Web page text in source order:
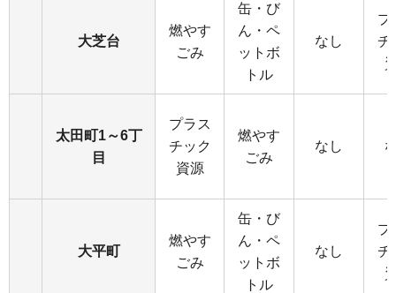
大芝台
燃やす
ごみ
缶・び
ん・ペ
ットボ
トル
なし
プ
チ
太田町1～6丁
目
プラス
チック
資源
燃やす
ごみ
なし
大平町
燃やす
ごみ
缶・び
ん・ペ
ットボ
トル
なし
プ
チ